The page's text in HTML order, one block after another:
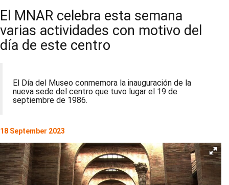
El MNAR celebra esta semana
varias actividades con motivo del
día de este centro
El Día del Museo conmemora la inauguración de la
nueva sede del centro que tuvo lugar el 19 de
septiembre de 1986.
18 September 2023